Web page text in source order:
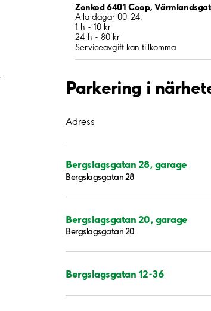
Zonkod 6401 Coop,
Alla dagar 00-24:
1 h - 10 kr
24 h - 80 kr
Serviceavgift kan tillkomma
;
Parkering i
Adress
Bergslagsgatan 28, garage
Bergslagsgatan 28
Bergslagsgatan 20, garage
Bergslagsgatan 20
Bergslagsgatan 12-36